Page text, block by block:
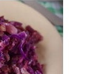
Вкусная капуста